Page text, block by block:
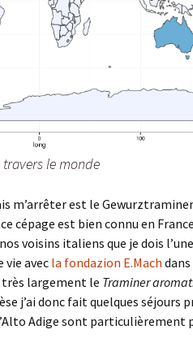
le monde
m’arrêter est le
cépage est bien connu en
nos voisins italiens que je dois
vie avecla fondazion E.Mach
très largement le Traminer
j’ai donc fait quelques séjours
Adige sont particulièrement